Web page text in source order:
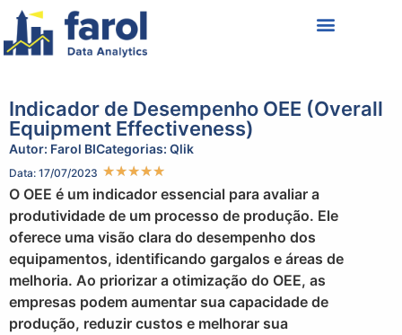
Indicador de Desempenho OEE (Overall
Equipment Effectiveness)
Autor: Farol BICategorias: Qlik
Data: 17/07/2023 ★★★★★
O OEE é um indicador essencial para avaliar a
produtividade de um processo de produção. Ele
oferece uma visão clara do desempenho dos
equipamentos, identificando gargalos e áreas de
melhoria. Ao priorizar a otimização do OEE, as
empresas podem aumentar sua capacidade de
produção, reduzir custos e melhorar sua